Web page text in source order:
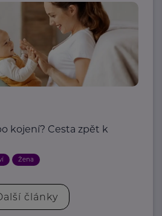
kojení? Cesta zpět k
Žena
články